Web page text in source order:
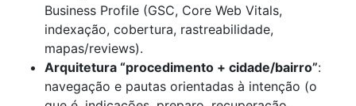
Business Profile (GSC, Core Web Vitals,
indexação, cobertura, rastreabilidade,
mapas/reviews).
Arquitetura “procedimento + cidade/bairro”:
navegação e pautas orientadas à intenção (o